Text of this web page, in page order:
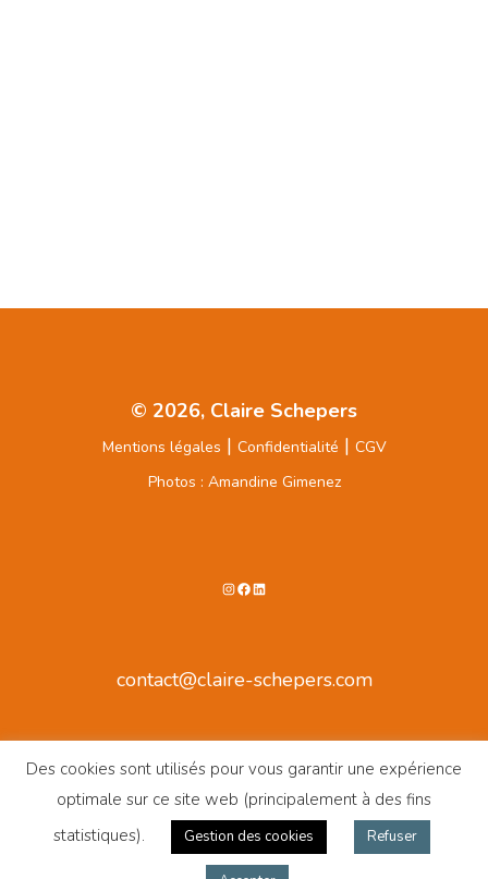
© 2026, Claire Schepers
Mentions légales | Confidentialité | CGV
Photos : Amandine Gimenez
Instagram
Facebook
LinkedIn
contact@claire-schepers.com
Des cookies sont utilisés pour vous garantir une expérience
optimale sur ce site web (principalement à des fins
statistiques).
Gestion des cookies Refuser